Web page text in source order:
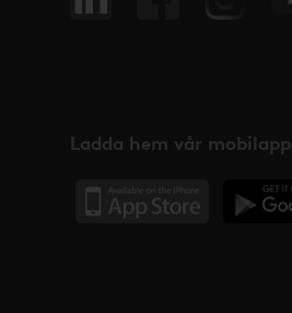
Ladda hem vår mobilapp